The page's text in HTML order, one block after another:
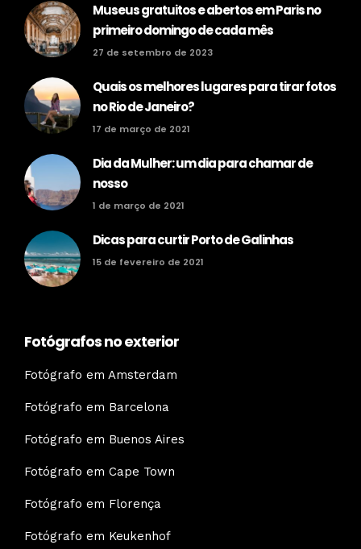
Museus gratuitos e abertos em Paris no
primeiro domingo de cada mês
27 de setembro de 2023
Quais os melhores lugares para tirar fotos
no Rio de Janeiro?
17 de março de 2021
Dia da Mulher: um dia para chamar de
nosso
1 de março de 2021
Dicas para curtir Porto de Galinhas
15 de fevereiro de 2021
Fotógrafos no exterior
Fotógrafo em Amsterdam
Fotógrafo em Barcelona
Fotógrafo em Buenos Aires
Fotógrafo em Cape Town
Fotógrafo em Florença
Fotógrafo em Keukenhof